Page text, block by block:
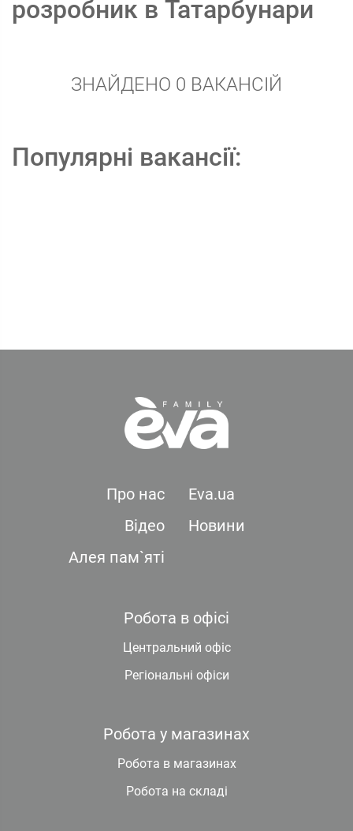
розробник в Татарбунари
ЗНАЙДЕНО 0 ВАКАНСІЙ
Популярні вакансії:
Про нас
Eva.ua
Відео
Новини
Алея пам`яті
Робота в офісі
Центральний офіс
Регіональні офіси
Робота у магазинах
Робота в магазинах
Робота на складі